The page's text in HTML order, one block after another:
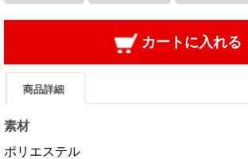
カートに入れる
商品詳細
素材
ポリエステル